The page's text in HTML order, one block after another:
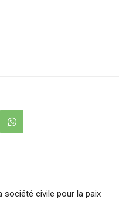
civile pour la paix